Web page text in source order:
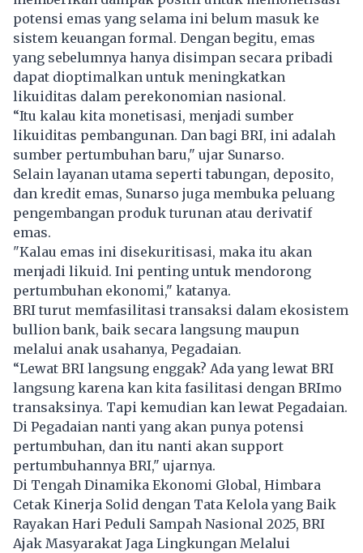
potensi emas yang selama ini belum masuk ke
sistem keuangan formal. Dengan begitu, emas
yang sebelumnya hanya disimpan secara pribadi
dapat dioptimalkan untuk meningkatkan
likuiditas dalam perekonomian nasional.
“Itu kalau kita monetisasi, menjadi sumber
likuiditas pembangunan. Dan bagi BRI, ini adalah
sumber pertumbuhan baru," ujar Sunarso.
Selain layanan utama seperti tabungan, deposito,
dan kredit emas, Sunarso juga membuka peluang
pengembangan produk turunan atau derivatif
emas.
"Kalau emas ini disekuritisasi, maka itu akan
menjadi likuid. Ini penting untuk mendorong
pertumbuhan ekonomi," katanya.
BRI turut memfasilitasi transaksi dalam ekosistem
bullion bank, baik secara langsung maupun
melalui anak usahanya, Pegadaian.
“Lewat BRI langsung enggak? Ada yang lewat BRI
langsung karena kan kita fasilitasi dengan BRImo
transaksinya. Tapi kemudian kan lewat Pegadaian.
Di Pegadaian nanti yang akan punya potensi
pertumbuhan, dan itu nanti akan support
pertumbuhannya BRI," ujarnya.
Di Tengah Dinamika Ekonomi Global, Himbara
Cetak Kinerja Solid dengan Tata Kelola yang Baik
Rayakan Hari Peduli Sampah Nasional 2025, BRI
Ajak Masyarakat Jaga Lingkungan Melalui